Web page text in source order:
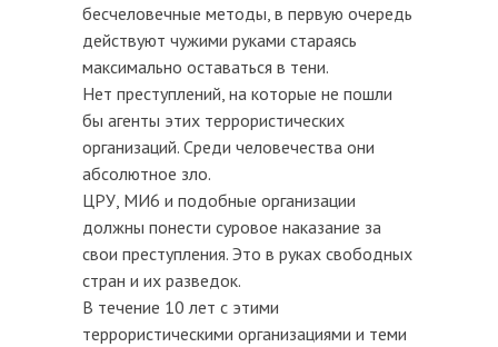
бесчеловечные методы, в первую очередь
действуют чужими руками стараясь
максимально оставаться в тени.
Нет преступлений, на которые не пошли
бы агенты этих террористических
организаций. Среди человечества они
абсолютное зло.
ЦРУ, МИ6 и подобные организации
должны понести суровое наказание за
свои преступления. Это в руках свободных
стран и их разведок.
В течение 10 лет с этими
террористическими организациями и теми